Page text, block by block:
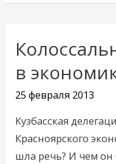
в
25 февраля 2013
Кузбасская
Красноярского
шла речь? И чем
Колоссальные
в
экономику
региона